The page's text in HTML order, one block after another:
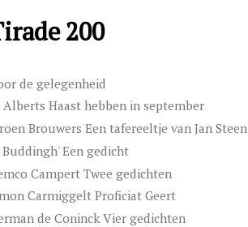
200
de gelegenheid
Alberts Haast hebben in september
Brouwers Een tafereeltje van Jan Steen
Buddingh' Een gedicht
Campert Twee gedichten
Carmiggelt Proficiat Geert
de Coninck Vier gedichten